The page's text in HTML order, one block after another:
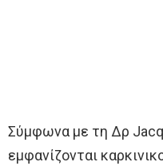
Σύμφωνα με τη Δρ
εμφανίζονται